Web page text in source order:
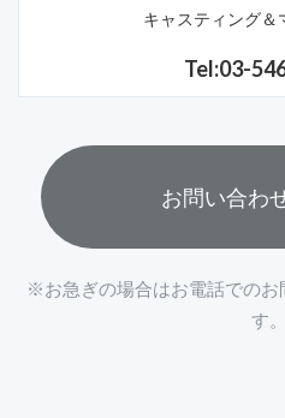
キャスティング＆
Tel:03-
お問い合わ
※お急ぎの場合はお電話でのお
す。